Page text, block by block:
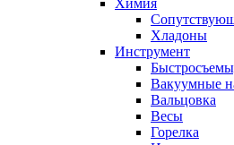
Химия
Хладоны
Инструмент
Вакуумные
Вальцовка
Весы
Горелка